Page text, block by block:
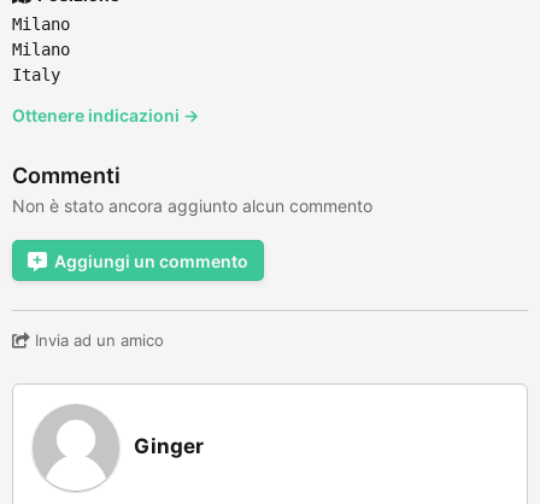
Milano
Milano
Italy
Ottenere indicazioni →
Commenti
Non è stato ancora aggiunto alcun commento
Aggiungi un commento
Invia ad un amico
Ginger